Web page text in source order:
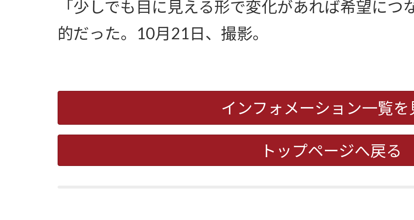
「少しでも目に見える形で変化があれば希望に
的だった。10月21日、撮影。
インフォメーション一覧を
トップページへ戻る